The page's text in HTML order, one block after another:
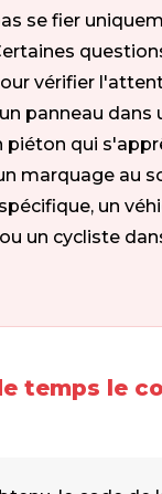
se fier
vérifier
panneau dans
piéton qui
marquage au
un
un cycliste
temps le